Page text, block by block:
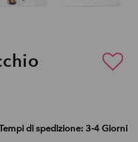
di spedizione: 3-4 Giorni